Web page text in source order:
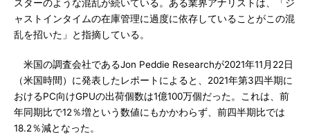
スターのような混乱が続いている。ある業界アナリストは、「ジ
ャストインタイムの在庫管理に過度に依存していることがこの混
乱を招いた」と指摘している。
米国の調査会社であるJon Peddie Researchが2021年11月22日
（米国時間）に発表したレポートによると、2021年第3四半期に
おけるPC向けGPUの出荷個数は1億100万個だった。これは、前
年同期比で12％増という数値にもかかわらず、前四半期比では
18.2％減となった。